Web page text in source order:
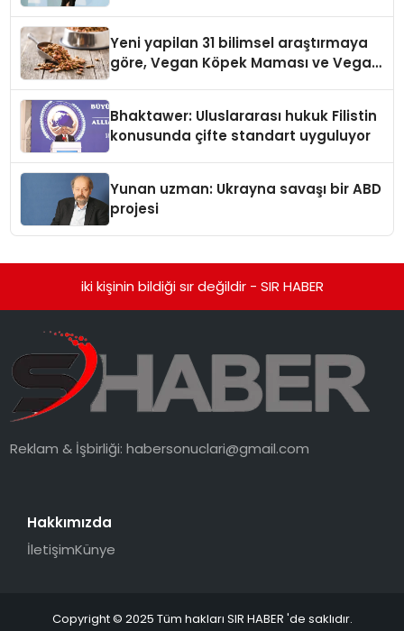
Yeni yapilan 31 bilimsel araştırmaya
göre, Vegan Köpek Maması ve Vegan
Bhaktawer: Uluslararası hukuk Filistin
konusunda çifte standart uyguluyor
Yunan uzman: Ukrayna savaşı bir ABD
projesi
iki kişinin bildiği sır değildir - SIR HABER
Reklam & İşbirliği:habersonuclari@gmail.com
Hakkımızda
İletişimKünye
Copyright © 2025 Tüm hakları SIR HABER 'de saklıdır.